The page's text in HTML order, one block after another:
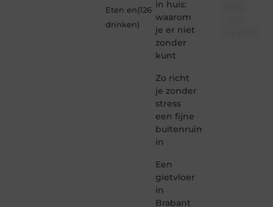
Eten en
drinken
(126
)
in huis:
waarom
je er niet
zonder
kunt
Zo richt
je zonder
stress
een fijne
buitenruimte
in
Een
gietvloer
in
Brabant